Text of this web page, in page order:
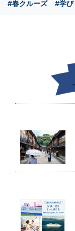
#春クルーズ #学び